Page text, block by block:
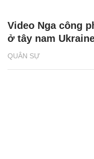
QUÂN SỰ
Video Nga công
ở tây nam